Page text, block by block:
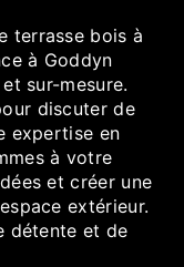
terrasse bois à
à Goddyn
sur-mesure.
discuter de
expertise en
à votre
et créer une
extérieur.
détente et de